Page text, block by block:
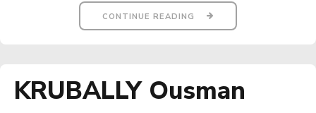
CONTINUE READING
KRUBALLY Ousman